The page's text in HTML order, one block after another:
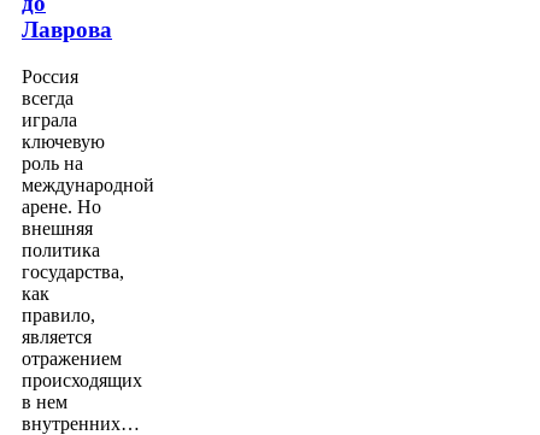
Лаврова
Россия
всегда
играла
ключевую
роль на
международной
арене. Но
внешняя
политика
государства,
как
правило,
является
отражением
происходящих
в нем
внутренних…